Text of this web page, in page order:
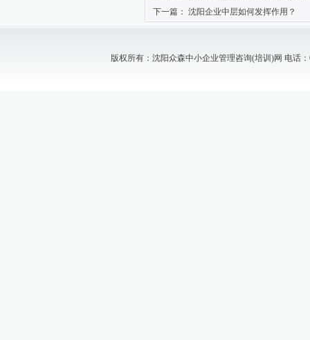
下一篇： 沈阳企业中层如何发挥作用？
版权所有：沈阳众森中小企业管理咨询(培训)网 电话：